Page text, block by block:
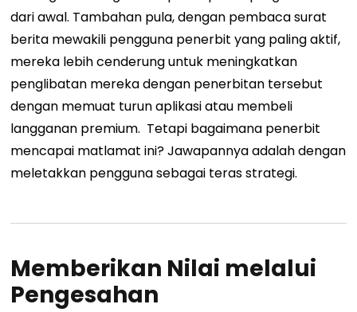
dari awal. Tambahan pula, dengan pembaca surat
berita mewakili pengguna penerbit yang paling aktif,
mereka lebih cenderung untuk meningkatkan
penglibatan mereka dengan penerbitan tersebut
dengan memuat turun aplikasi atau membeli
langganan premium. Tetapi bagaimana penerbit
mencapai matlamat ini? Jawapannya adalah dengan
meletakkan pengguna sebagai teras strategi.
Memberikan Nilai melalui
Pengesahan